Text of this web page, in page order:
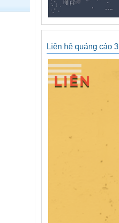
Liên hệ quảng cáo 3